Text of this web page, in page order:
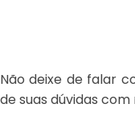
Não deixe de falar
de suas dúvidas com